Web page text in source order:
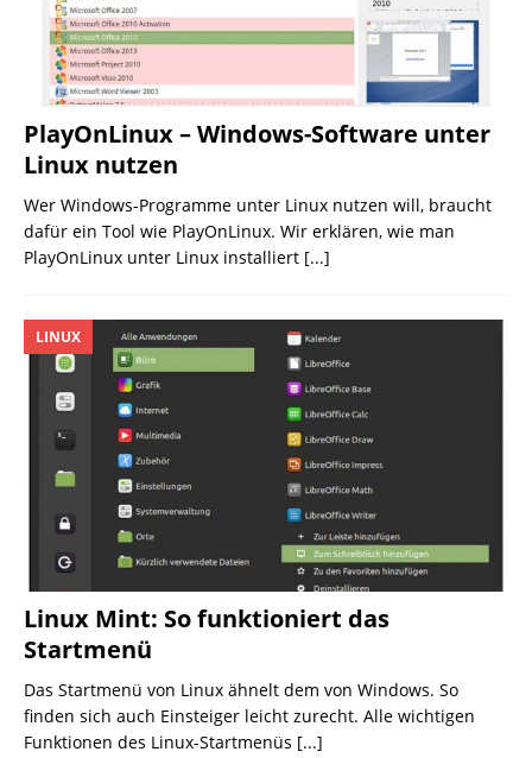
PlayOnLinux – Windows-Software unter
Linux nutzen
Wer Windows-Programme unter Linux nutzen will, braucht
dafür ein Tool wie PlayOnLinux. Wir erklären, wie man
PlayOnLinux unter Linux installiert [...]
Linux Mint: So funktioniert das
Startmenü
LINUX
Das Startmenü von Linux ähnelt dem von Windows. So
finden sich auch Einsteiger leicht zurecht. Alle wichtigen
Funktionen des Linux-Startmenüs [...]